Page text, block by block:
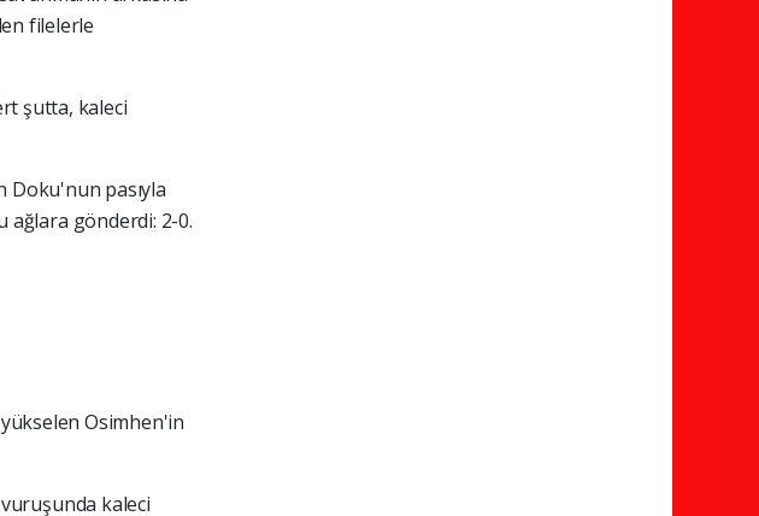
filelerle
şutta, kaleci
Doku'nun pasıyla
ağlara gönderdi: 2-0.
yükselen Osimhen'in
kaleci